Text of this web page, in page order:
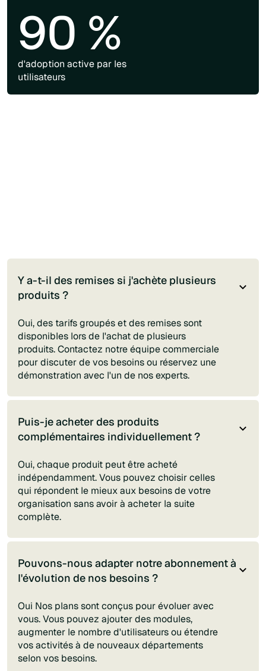
90 %
d'adoption active par les
utilisateurs
Y a-t-il des remises si j'achète plusieurs
produits ?
Oui, des tarifs groupés et des remises sont
disponibles lors de l'achat de plusieurs
produits. Contactez notre équipe commerciale
pour discuter de vos besoins ou réservez une
démonstration avec l'un de nos experts.
Puis-je acheter des produits
complémentaires individuellement ?
Oui, chaque produit peut être acheté
indépendamment. Vous pouvez choisir celles
qui répondent le mieux aux besoins de votre
organisation sans avoir à acheter la suite
complète.
Pouvons-nous adapter notre abonnement à
l'évolution de nos besoins ?
Oui Nos plans sont conçus pour évoluer avec
vous. Vous pouvez ajouter des modules,
augmenter le nombre d'utilisateurs ou étendre
vos activités à de nouveaux départements
selon vos besoins.